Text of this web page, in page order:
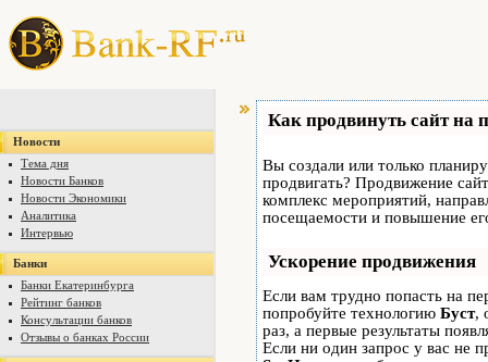
Новости
Тема дня
Новости Банков
Новости Экономики
Аналитика
Интервью
Банки
Банки Екатеринбурга
Рейтинг банков
Консультации банков
Отзывы о банках России
Как продвинуть сайт на
Вы создали или только
продвигать? Продвижение
комплекс мероприятий,
посещаемости и повышение
Ускорение продвижения
Если вам трудно попасть на
попробуйте технологию Буст,
раз, а первые результаты
Если ни один запрос у вас не